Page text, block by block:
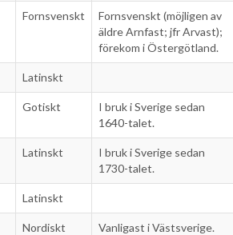
Fornsvenskt
Fornsvenskt (möjligen av
äldre Arnfast; jfr Arvast);
förekom i Östergötland.
Latinskt
Gotiskt
I bruk i Sverige sedan
1640-talet.
Latinskt
I bruk i Sverige sedan
1730-talet.
Latinskt
Nordiskt
Vanligast i Västsverige.